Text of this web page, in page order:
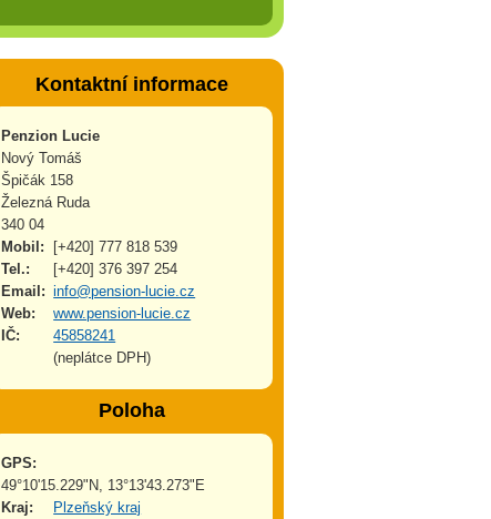
Kontaktní informace
Penzion Lucie
Nový Tomáš
Špičák 158
Železná Ruda
340 04
Mobil:
[+420] 777 818 539
Tel.:
[+420] 376 397 254
Email: info@pension-lucie.cz
Web:
www.pension-lucie.cz
IČ:
45858241
(neplátce DPH)
Poloha
GPS:
49°10'15.229"N, 13°13'43.273"E
Kraj:
Plzeňský kraj